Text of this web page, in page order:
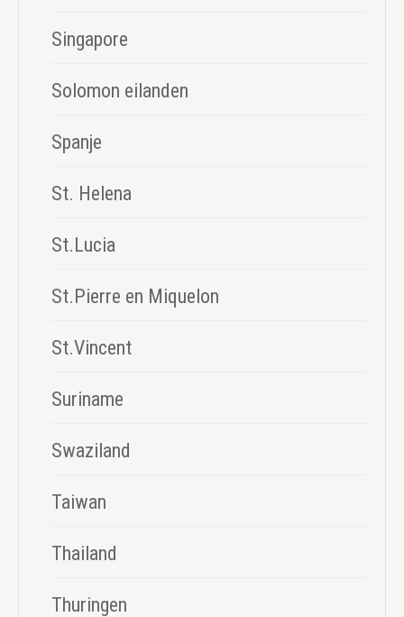
Singapore
Solomon eilanden
Spanje
St. Helena
St.Lucia
St.Pierre en Miquelon
St.Vincent
Suriname
Swaziland
Taiwan
Thailand
Thuringen